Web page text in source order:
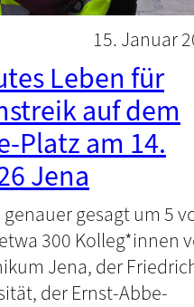
15. Januar
Leben für
auf dem
Platz am 14.
Jena
gesagt um 5
300 Kolleg*innen
Jena, der
der Ernst-Abbe-